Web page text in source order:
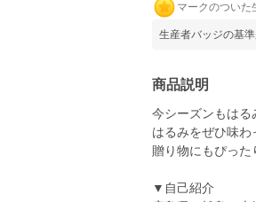
マークのついた
生産者バッジの基
商品説明
今シーズンもはる
はるみをぜひ味わ
贈り物にもぴった
▼自己紹介